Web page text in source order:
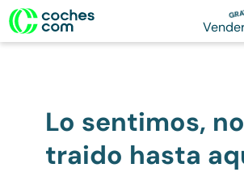
Lo sentimos,
traido hasta